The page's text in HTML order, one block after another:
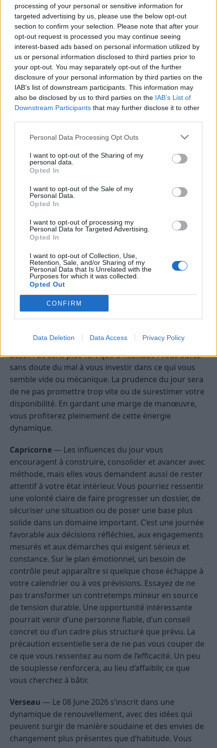
processing of your personal or sensitive information for
targeted advertising by us, please use the below opt-out
section to confirm your selection. Please note that after your
opt-out request is processed you may continue seeing
interest-based ads based on personal information utilized by
us or personal information disclosed to third parties prior to
your opt-out. You may separately opt-out of the further
disclosure of your personal information by third parties on the
IAB’s list of downstream participants. This information may
also be disclosed by us to third parties on the IAB’s List of
Downstream Participants that may further disclose it to other
Personal Data Processing Opt Outs
I want to opt-out of the Sharing of my
personal data.
Opted In
I want to opt-out of the Sale of my
Personal Data.
Opted In
I want to opt-out of processing my
Personal Data for Targeted Advertising.
Opted In
I want to opt-out of Collection, Use,
Retention, Sale, and/or Sharing of my
Personal Data that Is Unrelated with the
Purposes for which it was collected.
Opted Out
CONFIRM
Data Deletion Data Access Privacy Policy
intensité intérieure particulière, comme si certaines
intuitions devenaient plus nettes ou qu’un sujet
jusque-là flou prenait soudain du relief. Les
influences du jour favorisent les prises de conscience,
les démarches discrètes, les stratégies calmes et les
échanges qui vont à l’essentiel. Une opportunité peut
naître d’une observation fine, d’un silence bien utilisé
ou d’un moment où vous choisissez de ne pas
répondre trop vite. Sur le plan émotionnel, il sera
utile de ne pas laisser une méfiance passagère
analysé en profondeur. Côté précautions, évitez les
conclusions définitives sur la base d’un seul détail. Le
climat astral vous soutient davantage dans la maîtrise
que dans la réaction immédiate.
Sagittaire— Le 08 June 2026 apporte un souffle de
mouvement et un besoin d’ouverture qui peut vous
faire beaucoup de bien. Vous pourriez ressentir
l’envie de sortir d’un cadre un peu répétitif, de
simplement de redonner de l’air à votre journée. Les
influences astrologiques favorisent les initiatives
spontanées, les déplacements, les apprentissages, les
échanges inspirants et les projets qui demandent de
regarder plus loin. Une opportunité peut se
présenter à travers une invitation, une idée neuve ou
Émotionnellement, la journée peut aussi révéler un
besoin de sens plus fort que d’habitude : vous aurez
sans doute du mal à vous investir dans ce qui vous
semble vide ou mécanique. La prudence du jour sera
de ne pas promettre trop vite ou de surestimer votre
disponibilité. En gardant une marge de manœuvre,
vous profiterez pleinement de cette énergie
dynamique.
Capricorne — Les influences du jour vous
encouragent à construire, consolider et avancer avec
méthode, mais elles vous demandent aussi de rester
attentif à votre état intérieur. Vous pourriez ressentir
une volonté claire de faire progresser un dossier, de
sécuriser une situation ou de poser une base plus
solide dans un domaine important. C’est une journée
favorable aux décisions réfléchies, aux engagements
mesurés et aux démarches qui exigent sérieux et
constance. Sur le plan émotionnel, un besoin de
contrôle peut apparaître si quelque chose échappe à
votre calendrier ou à vos prévisions. Essayez de ne
pas transformer un contretemps mineur en source
de tension durable. Une opportunité intéressante
pourrait venir d’une personne fiable, d’un conseil
concret ou d’un cadre plus structuré que prévu. La
précaution essentielle sera de ne pas vous couper de
ce que vous ressentez au nom de l’efficacité. Un peu
de souplesse renforcera, au lieu d’affaiblir, ce que
vous cherchez à bâtir.
Verseau — Le 08 June 2026 s’inscrit dans une
dynamique de renouvellement, avec des idées qui
peuvent surgir de manière soudaine et des envies de
changement plus présentes que d’habitude. Vous